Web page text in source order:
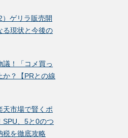
）ゲリラ販売開
る現状と今後の
議！「コメ買っ
か？【PRとの線
天市場で賢くポ
SPU、5と0のつ
税を徹底攻略